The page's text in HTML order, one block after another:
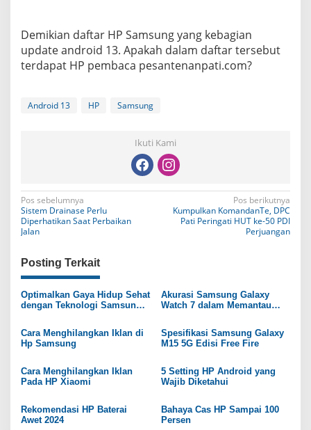
Demikian daftar HP Samsung yang kebagian
update android 13. Apakah dalam daftar tersebut
terdapat HP pembaca pesantenanpati.com?
Android 13 HP Samsung
Ikuti Kami
N
a
i
g
a
i
o
Pos sebelumnya
Sistem Drainase Perlu
Diperhatikan Saat Perbaikan
Jalan
Pos berikutnya
Kumpulkan KomandanTe, DPC
Pati Peringati HUT ke-50 PDI
Perjuangan
Posting Terkait
Optimalkan Gaya Hidup Sehat
dengan Teknologi Samsung
Akurasi Samsung Galaxy
Watch 7 dalam Memantau
Cara Menghilangkan Iklan di
Hp Samsung
Spesifikasi Samsung Galaxy
M15 5G Edisi Free Fire
Cara Menghilangkan Iklan
Pada HP Xiaomi
5 Setting HP Android yang
Wajib Diketahui
Rekomendasi HP Baterai
Awet 2024
Bahaya Cas HP Sampai 100
Persen